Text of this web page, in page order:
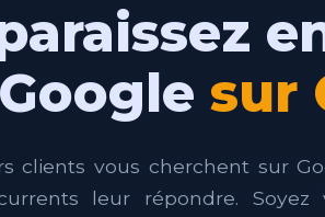
sur
clients vous cherchent sur
leur répondre.